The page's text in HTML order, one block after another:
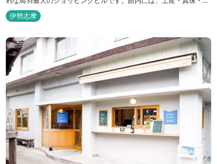
事の専門店１7店とバリアフリーツアーセンターが入店していま
す。 【鳥羽の何かが必ず見つかる！】をテーマに、伊勢えびなどの
勢うどんなどの地元料理をは...
伊勢志摩